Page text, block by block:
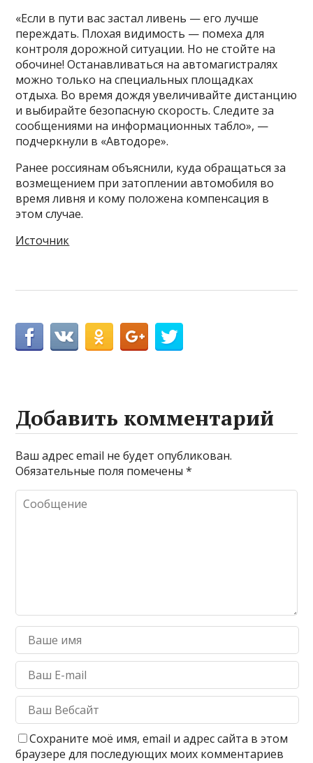
«Если в пути вас застал ливень — его лучше
переждать. Плохая видимость — помеха для
контроля дорожной ситуации. Но не стойте на
обочине! Останавливаться на автомагистралях
можно только на специальных площадках
отдыха. Во время дождя увеличивайте дистанцию
и выбирайте безопасную скорость. Следите за
сообщениями на информационных табло», —
подчеркнули в «Автодоре».
Ранее россиянам объяснили, куда обращаться за
возмещением при затоплении автомобиля во
время ливня и кому положена компенсация в
этом случае.
Источник
Добавить комментарий
Ваш адрес email не будет опубликован.
Обязательные поля помечены*
Сохраните моё имя, email и адрес сайта в этом
браузере для последующих моих комментариев